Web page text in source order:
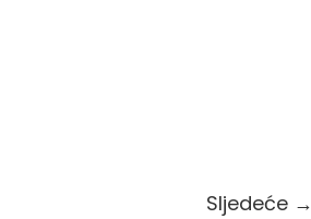
Sljedeće →